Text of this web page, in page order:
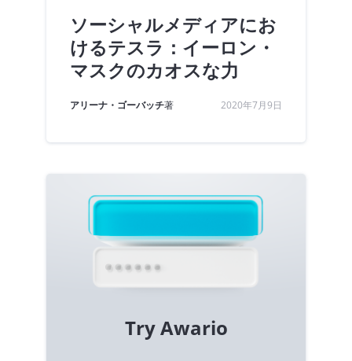
ソーシャルメディアにお
けるテスラ：イーロン・
マスクのカオスな力
アリーナ・ゴーバッチ著 2020年7月9日
Try Awario